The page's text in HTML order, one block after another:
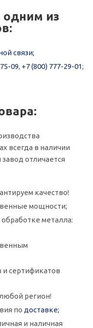
одним из
связи;
09, +7 (800) 777-29-01;
всегда в наличии
отличается
качество!
мощности;
металла:
сертификатов
регион!
по доставке;
и наличная